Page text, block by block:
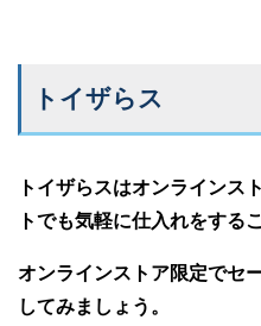
トイザらス
トイザらスはオンラインス
トでも気軽に仕入れをする
オンラインストア限定でセ
してみましょう。